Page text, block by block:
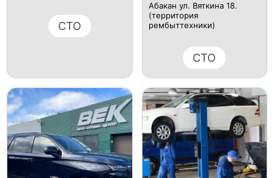
СТО
Абакан ул. Вяткина 18.
(территория
рембыттехники)
СТО